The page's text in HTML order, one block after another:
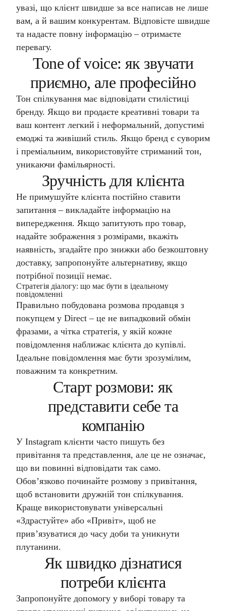
увазі, що клієнт швидше за все написав не лише
вам, а й вашим конкурентам. Відповісте швидше
та надасте повну інформацію – отримаєте
перевагу.
Tone of voice: як звучати
приємно, але професійно
Тон спілкування має відповідати стилістиці
бренду. Якщо ви продаєте креативні товари та
ваш контент легкий і неформальний, допустимі
емоджі та живіший стиль. Якщо бренд є суворим
і преміальним, використовуйте стриманий тон,
уникаючи фамільярності.
Зручність для клієнта
Не примушуйте клієнта постійно ставити
запитання – викладайте інформацію на
випередження. Якщо запитують про товар,
надайте зображення з розмірами, вкажіть
наявність, згадайте про знижки або безкоштовну
доставку, запропонуйте альтернативу, якщо
потрібної позиції немає.
Стратегія діалогу: що має бути в ідеальному
повідомленні
Правильно побудована розмова продавця з
покупцем у Direct – це не випадковий обмін
фразами, а чітка стратегія, у якій кожне
повідомлення наближає клієнта до купівлі.
Ідеальне повідомлення має бути зрозумілим,
поважним та конкретним.
Старт розмови: як
представити себе та
компанію
У Instagram клієнти часто пишуть без
привітання та представлення, але це не означає,
що ви повинні відповідати так само.
Обов’язково починайте розмову з привітання,
щоб встановити дружній тон спілкування.
Краще використовувати універсальні
«Здрастуйте» або «Привіт», щоб не
прив’язуватися до часу доби та уникнути
плутанини.
Як швидко дізнатися
потреби клієнта
Запропонуйте допомогу у виборі товару та